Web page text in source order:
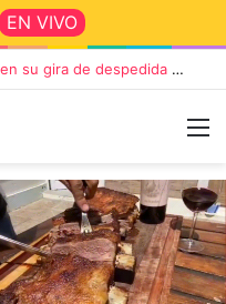
EN VIVO
Die Toten Hosen llega a Tandil en su gira de despedida «Fútbol, Asado, Vino y Adiós Amigos»